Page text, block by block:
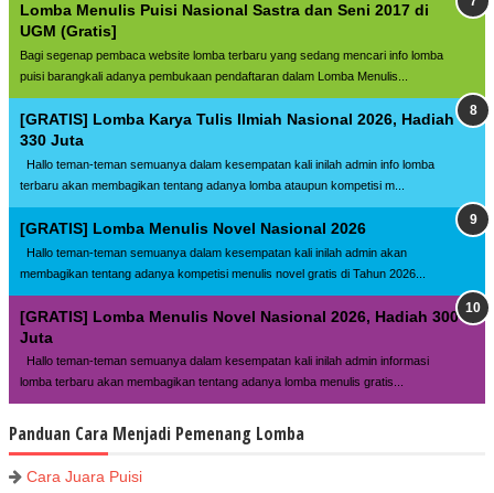
Lomba Menulis Puisi Nasional Sastra dan Seni 2017 di
UGM (Gratis]
Bagi segenap pembaca website lomba terbaru yang sedang mencari info lomba
puisi barangkali adanya pembukaan pendaftaran dalam Lomba Menulis...
[GRATIS] Lomba Karya Tulis Ilmiah Nasional 2026, Hadiah
330 Juta
Hallo teman-teman semuanya dalam kesempatan kali inilah admin info lomba
terbaru akan membagikan tentang adanya lomba ataupun kompetisi m...
[GRATIS] Lomba Menulis Novel Nasional 2026
Hallo teman-teman semuanya dalam kesempatan kali inilah admin akan
membagikan tentang adanya kompetisi menulis novel gratis di Tahun 2026...
[GRATIS] Lomba Menulis Novel Nasional 2026, Hadiah 300
Juta
Hallo teman-teman semuanya dalam kesempatan kali inilah admin informasi
lomba terbaru akan membagikan tentang adanya lomba menulis gratis...
Panduan Cara Menjadi Pemenang Lomba
Cara Juara Puisi